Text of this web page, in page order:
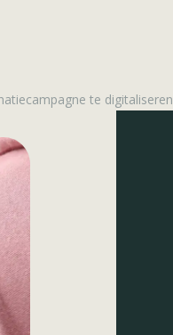
te digitaliseren